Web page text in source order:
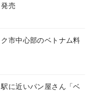
売
市中心部のベトナム料
に近いパン屋さん「ベ